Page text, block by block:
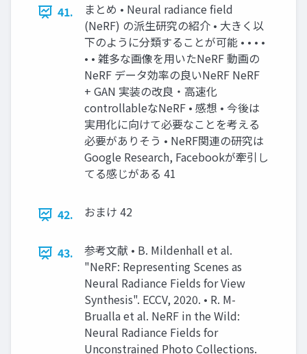
41.
まとめ • Neural radiance field
(NeRF) の派生研究の紹介 • 大きく以
下のように分類することが可能 • • • •
• • 雑多な画像を用いたNeRF 動画の
NeRF データ効率の良いNeRF NeRF
+ GAN 実装の改良・高速化
controllableなNeRF • 感想 • 今後は
実用化に向けて必要なことを考える
必要がありそう • NeRF関連の研究は
Google Research, Facebookが牽引し
てる感じがある 41
42. おまけ 42
43.
参考文献 • B. Mildenhall et al.
"NeRF: Representing Scenes as
Neural Radiance Fields for View
Synthesis". ECCV, 2020. • R. M-
Brualla et al. NeRF in the Wild:
Neural Radiance Fields for
Unconstrained Photo Collections.